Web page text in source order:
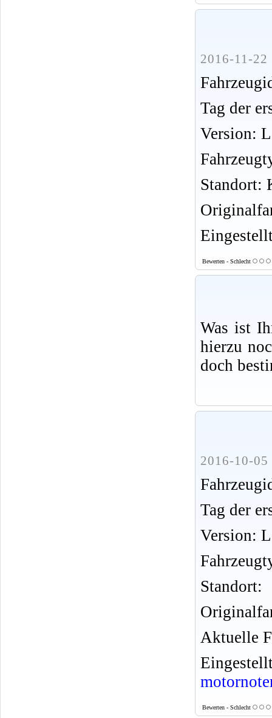
2016-11-22
Tag der
Version:
Standort:
Bewerten - Schlecht
Was ist
hierzu
doch
2016-10-05
Tag der
Version:
Standort:
Aktuelle
Bewerten - Schlecht